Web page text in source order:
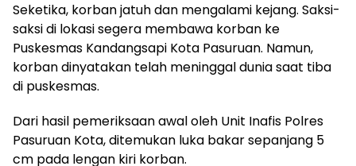
Seketika, korban jatuh dan mengalami kejang. Saksi-
saksi di lokasi segera membawa korban ke
Puskesmas Kandangsapi Kota Pasuruan. Namun,
korban dinyatakan telah meninggal dunia saat tiba
di puskesmas.
Dari hasil pemeriksaan awal oleh Unit Inafis Polres
Pasuruan Kota, ditemukan luka bakar sepanjang 5
cm pada lengan kiri korban.